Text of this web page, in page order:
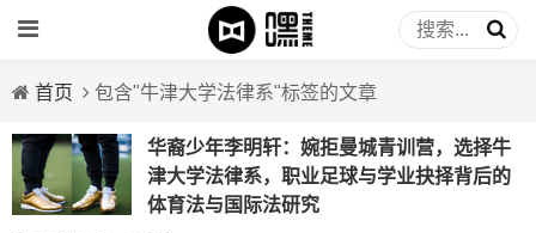
首页 包含"牛津大学法律系"标签的文章
华裔少年李明轩：婉拒曼城青训营，选择牛
津大学法律系，职业足球与学业抉择背后的
体育法与国际法研究